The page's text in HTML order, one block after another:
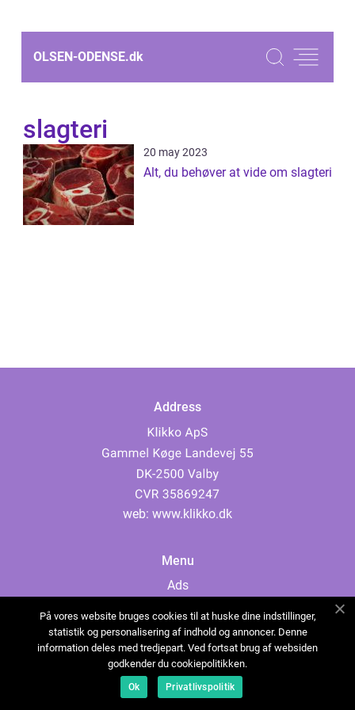
OLSEN-ODENSE.dk
slagteri
20 may 2023
Alt, du behøver at vide om slagteri
Address
web: www.klikko.dk
Menu
Ads
Cookies
Contact
Sitemap
På vores website bruges cookies til at huske dine indstillinger,
statistik og personalisering af indhold og annoncer. Denne
information deles med tredjepart. Ved fortsat brug af websiden
godkender du cookiepolitikken.
Ok Privatlivspolitik